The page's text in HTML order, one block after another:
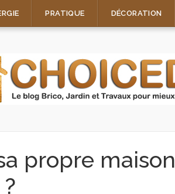
PRATIQUE DÉCORATION
propre maison